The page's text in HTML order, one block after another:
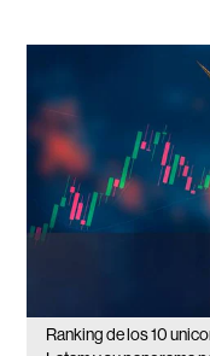
Ranking de los 10